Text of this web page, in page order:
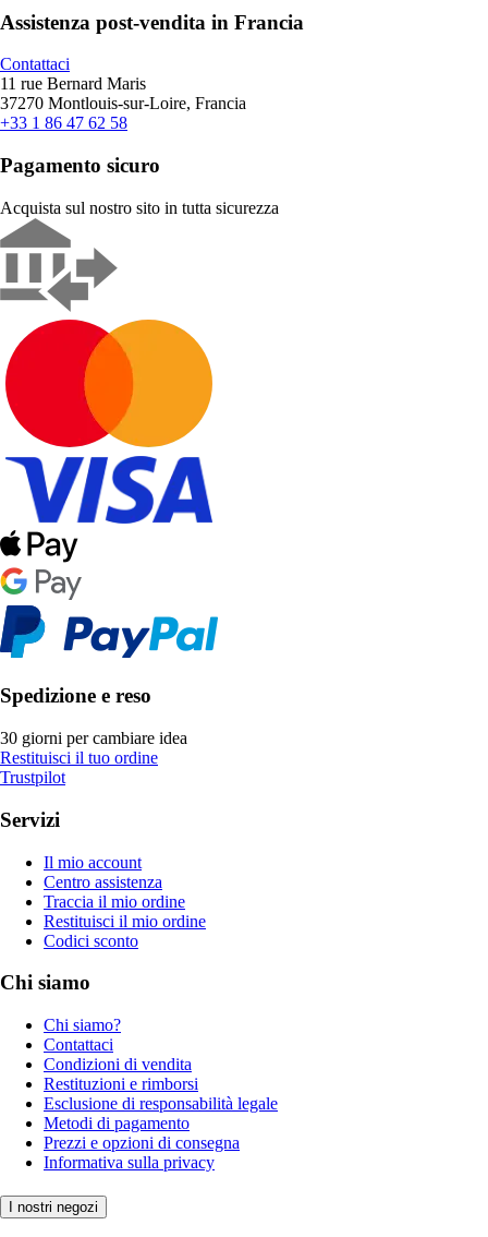
Assistenza post-vendita in Francia
Contattaci
11 rue Bernard Maris
37270 Montlouis-sur-Loire, Francia
+33 1 86 47 62 58
Pagamento sicuro
Acquista sul nostro sito in tutta sicurezza
Spedizione e reso
30 giorni per cambiare idea
Restituisci il tuo ordine
Trustpilot
Servizi
Il mio account
Centro assistenza
Traccia il mio ordine
Restituisci il mio ordine
Codici sconto
Chi siamo
Chi siamo?
Contattaci
Condizioni di vendita
Restituzioni e rimborsi
Esclusione di responsabilità legale
Metodi di pagamento
Prezzi e opzioni di consegna
Informativa sulla privacy
I nostri negozi